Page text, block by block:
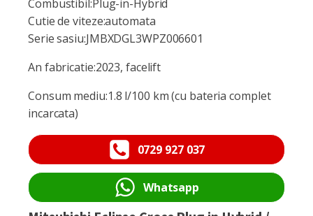
Combustibil:Plug-in-Hybrid
Cutie de viteze:automata
Serie sasiu:JMBXDGL3WPZ006601
An fabricatie:2023, facelift
Consum mediu:1.8 l/100 km (cu bateria complet
incarcata)
0729 927 037
Whatsapp